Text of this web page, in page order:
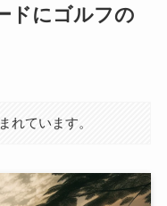
ドにゴルフの
れています。